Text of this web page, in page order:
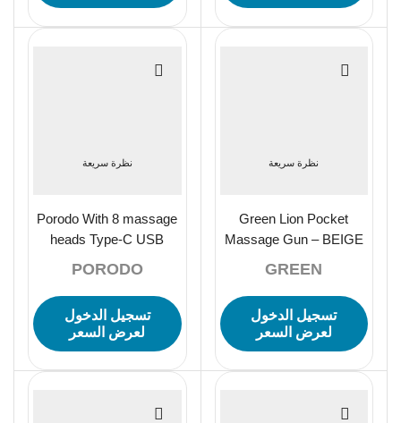
نظرة سريعة
Green Lion Pocket
Massage Gun – BEIGE
GREEN
تسجيل الدخول
لعرض السعر
نظرة سريعة
Porodo With 8 massage
heads Type-C USB
PORODO
تسجيل الدخول
لعرض السعر